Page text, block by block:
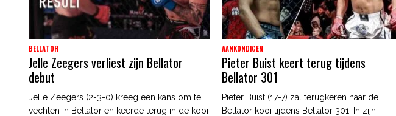
BELLATOR
Jelle Zeegers verliest zijn Bellator
debut
Jelle Zeegers (2-3-0) kreeg een kans om te
vechten in Bellator en keerde terug in de kooi
AANKONDIGEN
Pieter Buist keert terug tijdens
Bellator 301
Pieter Buist (17-7) zal terugkeren naar de
Bellator kooi tijdens Bellator 301. In zijn